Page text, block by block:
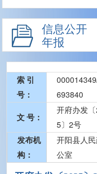
信息公开
年报
索 引
号：
693840
文 号：
开府办发
5〕2号
发布机
构：
开阳县人
公室